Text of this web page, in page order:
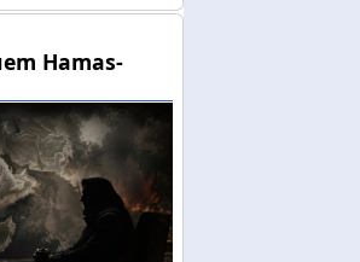
Hamas-